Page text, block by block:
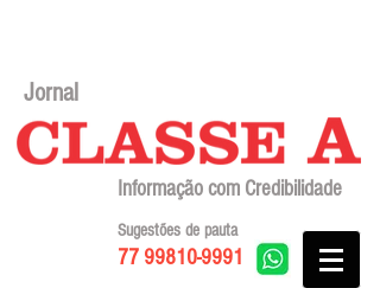
Jornal
Informação com Credibilidade
77 99810-9991
Sugestões de pauta